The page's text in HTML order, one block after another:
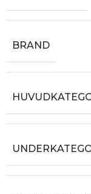
BRAND